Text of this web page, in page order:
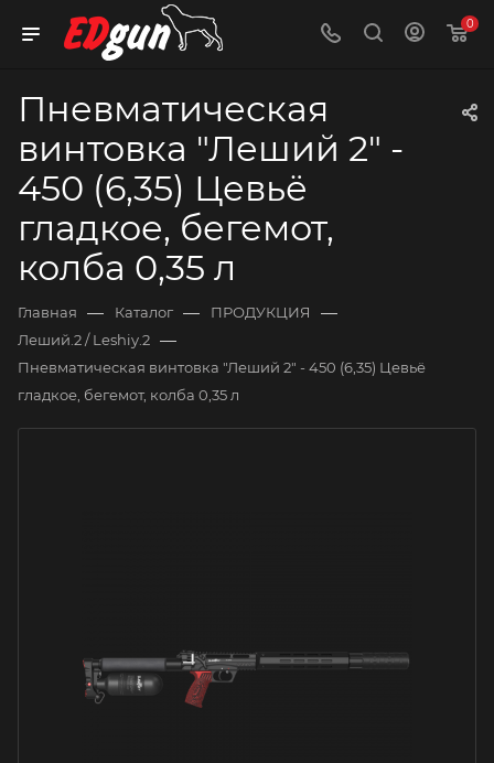
0
Пневматическая
винтовка "Леший 2" -
450 (6,35) Цевьё
гладкое, бегемот,
колба 0,35 л
Главная — Каталог — ПРОДУКЦИЯ —
Леший.2 / Leshiy.2 —
Пневматическая винтовка "Леший 2" - 450 (6,35) Цевьё
гладкое, бегемот, колба 0,35 л